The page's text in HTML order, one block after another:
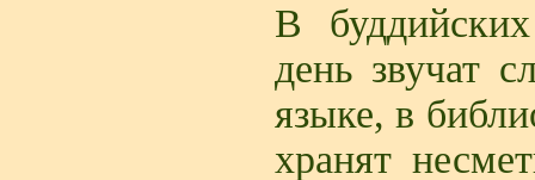
В
день звучат
языке, в
хранят